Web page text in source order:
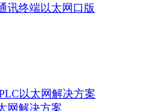
讯终端以太网口版
以太网解决方案
网解决方案